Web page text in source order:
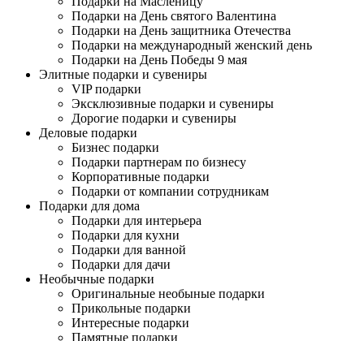
Подарки на День святого Валентина
Подарки на День защитника Отечества
Подарки на международный женский день
Подарки на День Победы 9 мая
Элитные подарки и сувениры
VIP подарки
Эксклюзивные подарки и сувениры
Дорогие подарки и сувениры
Деловые подарки
Бизнес подарки
Подарки партнерам по бизнесу
Корпоративные подарки
Подарки от компании сотрудникам
Подарки для дома
Подарки для интерьера
Подарки для кухни
Подарки для ванной
Подарки для дачи
Необычные подарки
Оригинальные необыные подарки
Прикольные подарки
Интересные подарки
Памятные подарки